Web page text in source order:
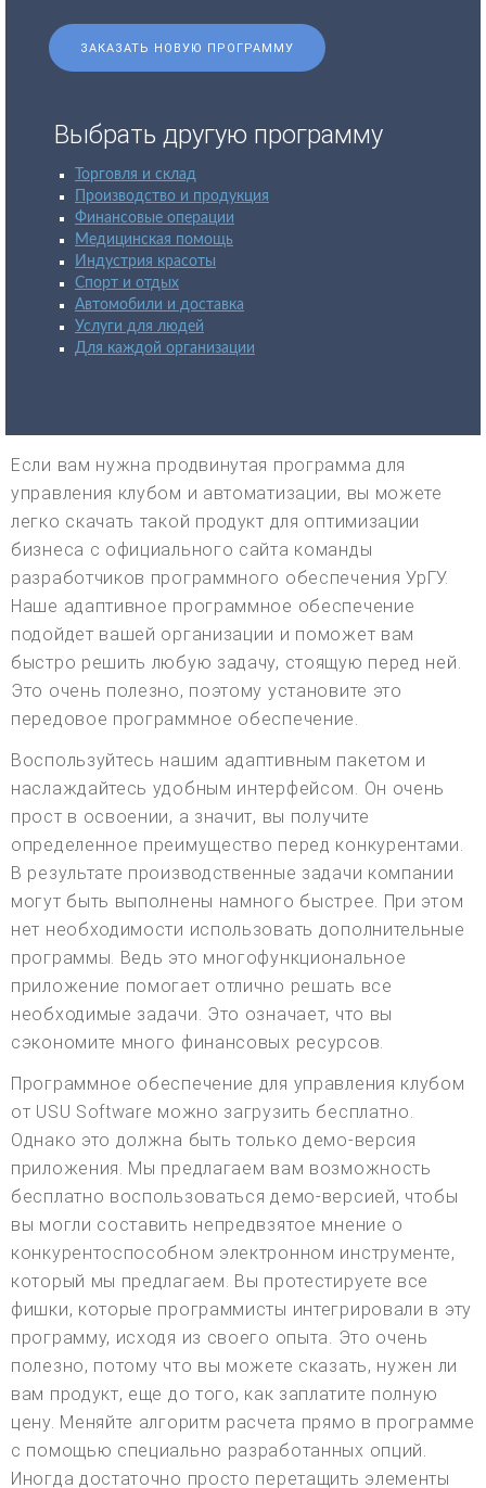
ЗАКАЗАТЬ НОВУЮ ПРОГРАММУ
Выбрать другую программу
Торговля и склад
Производство и продукция
Финансовые операции
Медицинская помощь
Индустрия красоты
Спорт и отдых
Автомобили и доставка
Услуги для людей
Для каждой организации
Если вам нужна продвинутая программа для
управления клубом и автоматизации, вы можете
легко скачать такой продукт для оптимизации
бизнеса с официального сайта команды
разработчиков программного обеспечения УрГУ.
Наше адаптивное программное обеспечение
подойдет вашей организации и поможет вам
быстро решить любую задачу, стоящую перед ней.
Это очень полезно, поэтому установите это
передовое программное обеспечение.
Воспользуйтесь нашим адаптивным пакетом и
наслаждайтесь удобным интерфейсом. Он очень
прост в освоении, а значит, вы получите
определенное преимущество перед конкурентами.
В результате производственные задачи компании
могут быть выполнены намного быстрее. При этом
нет необходимости использовать дополнительные
программы. Ведь это многофункциональное
приложение помогает отлично решать все
необходимые задачи. Это означает, что вы
сэкономите много финансовых ресурсов.
Программное обеспечение для управления клубом
от USU Software можно загрузить бесплатно.
Однако это должна быть только демо-версия
приложения. Мы предлагаем вам возможность
бесплатно воспользоваться демо-версией, чтобы
вы могли составить непредвзятое мнение о
конкурентоспособном электронном инструменте,
который мы предлагаем. Вы протестируете все
фишки, которые программисты интегрировали в эту
программу, исходя из своего опыта. Это очень
полезно, потому что вы можете сказать, нужен ли
вам продукт, еще до того, как заплатите полную
цену. Меняйте алгоритм расчета прямо в программе
с помощью специально разработанных опций.
Иногда достаточно просто перетащить элементы